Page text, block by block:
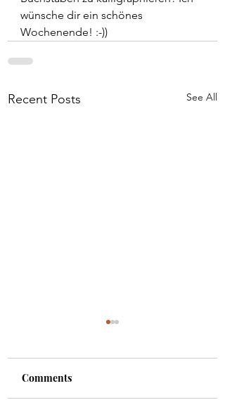
wünsche dir ein schönes
Wochenende! :-))
Recent Posts See All
Comments